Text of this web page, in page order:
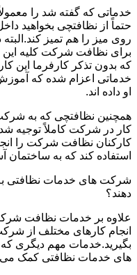
خدماتی که گفته شد را
حتماً از نظافتچی بخواهید
روی میز را هم تمیز
برای نظافت شرکت کلیه
که بدون تذکر کارفرما این
خدماتی اعزام شده که
او داده اند.
همچنین نظافتچی که به
کار در شرکت کاملاً توجیه
کارکنان نظافت شرکت را
استفاده کند که به ساختمان
شرکت های خدمات نظافتی
دهند؟
علاوه بر خدمات نظافت
انجام کارهای مختلف از
بگیرید.خدمات مهم دیگری
های خدمات نظافتی کمک می